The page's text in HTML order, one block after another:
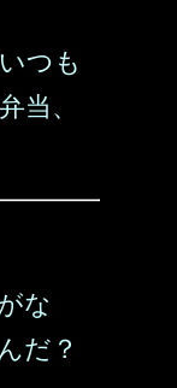
つも
当、
な
だ？